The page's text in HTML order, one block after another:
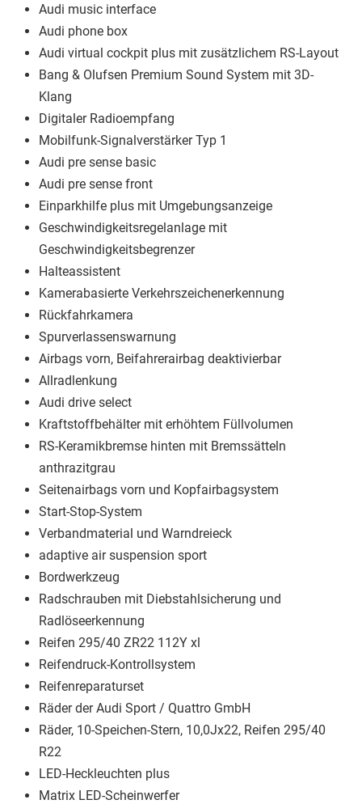
Audi music interface
Audi phone box
Audi virtual cockpit plus mit zusätzlichem RS-Layout
Bang & Olufsen Premium Sound System mit 3D-
Klang
Digitaler Radioempfang
Mobilfunk-Signalverstärker Typ 1
Audi pre sense basic
Audi pre sense front
Einparkhilfe plus mit Umgebungsanzeige
Geschwindigkeitsregelanlage mit
Geschwindigkeitsbegrenzer
Halteassistent
Kamerabasierte Verkehrszeichenerkennung
Rückfahrkamera
Spurverlassenswarnung
Airbags vorn, Beifahrerairbag deaktivierbar
Allradlenkung
Audi drive select
Kraftstoffbehälter mit erhöhtem Füllvolumen
RS-Keramikbremse hinten mit Bremssätteln
anthrazitgrau
Seitenairbags vorn und Kopfairbagsystem
Start-Stop-System
Verbandmaterial und Warndreieck
adaptive air suspension sport
Bordwerkzeug
Radschrauben mit Diebstahlsicherung und
Radlöseerkennung
Reifen 295/40 ZR22 112Y xl
Reifendruck-Kontrollsystem
Reifenreparaturset
Räder der Audi Sport / Quattro GmbH
Räder, 10-Speichen-Stern, 10,0Jx22, Reifen 295/40
R22
LED-Heckleuchten plus
Matrix LED-Scheinwerfer